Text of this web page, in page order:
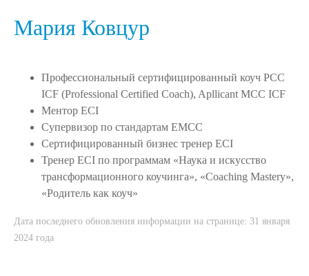
Мария Ковцур
Профессиональный сертифицированный коуч PCC
ICF (Professional Certified Coach), Apllicant MCC ICF
Ментор ECI
Супервизор по стандартам EMCC
Сертифицированный бизнес тренер ECI
Тренер ECI по программам «Наука и искусство
трансформационного коучинга», «Coaching Mastery»,
«Родитель как коуч»
Дата последнего обновления информации на странице: 31 января
2024 года